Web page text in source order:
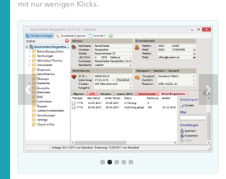
mit nur wenigen Klicks.